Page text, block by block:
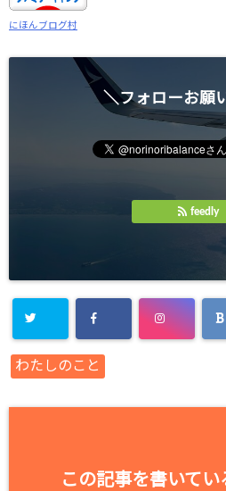
にほんブログ村
＼フォローお願
feedly
わたしのこと
この記事を書いてい